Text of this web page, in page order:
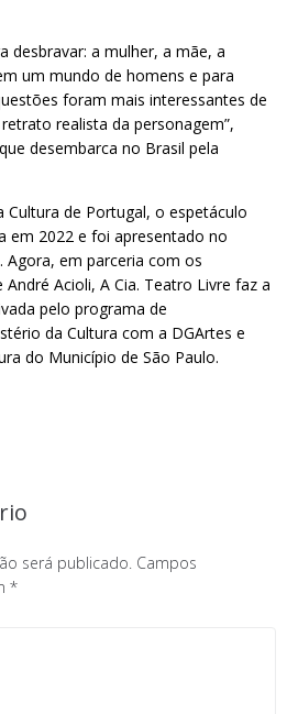
desbravar: a mulher, a mãe, a
um mundo de homens e para
foram mais interessantes de
realista da personagem”,
desembarca no Brasil pela
de Portugal, o espetáculo
em 2022 e foi apresentado no
em parceria com os
Acioli, A Cia. Teatro Livre faz a
pelo programa de
da Cultura com a DGArtes e
do Município de São Paulo.
será publicado. Campos
*